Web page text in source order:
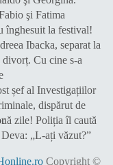
şi Fatima
înghesuit la festival!
Ibacka, separat la
Cu cine s-a
șef al Investigațiilor
dispărut de
zile! Poliția îl caută
„L-ați văzut?”
Copyright ©